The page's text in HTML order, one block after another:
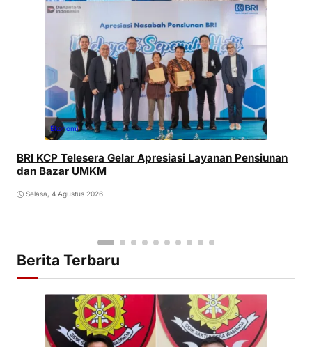
Ekonomi
BRI KCP Telesera Gelar Apresiasi Layanan Pensiunan
dan Bazar UMKM
Selasa, 4 Agustus 2026
Berita Terbaru